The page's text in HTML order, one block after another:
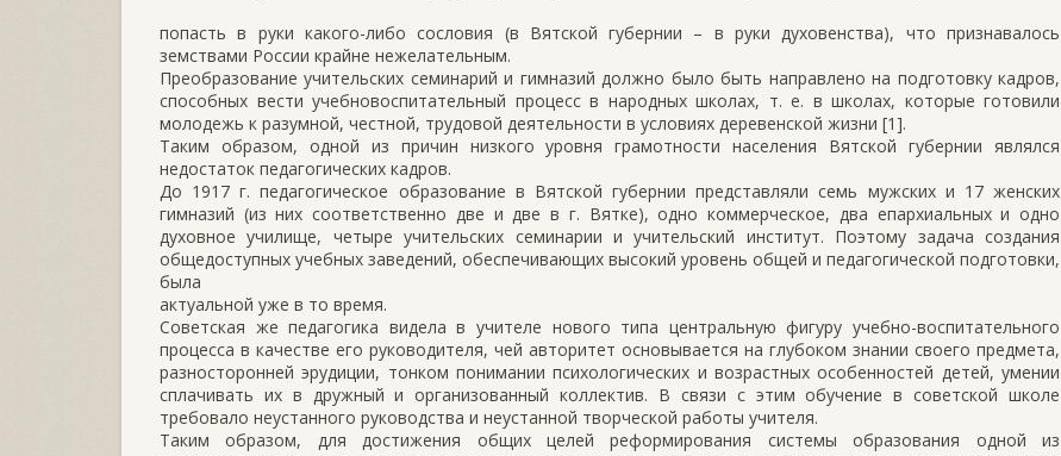
попасть в руки какого-либо сословия (в Вятской губернии – в руки духовенства), что признавалось
земствами России крайне нежелательным.
Преобразование учительских семинарий и гимназий должно было быть направлено на подготовку кадров,
способных вести учебновоспитательный процесс в народных школах, т. е. в школах, которые готовили
молодежь к разумной, честной, трудовой деятельности в условиях деревенской жизни [1].
Таким образом, одной из причин низкого уровня грамотности населения Вятской губернии являлся
недостаток педагогических кадров.
До 1917 г. педагогическое образование в Вятской губернии представляли семь мужских и 17 женских
гимназий (из них соответственно две и две в г. Вятке), одно коммерческое, два епархиальных и одно
духовное училище, четыре учительских семинарии и учительский институт. Поэтому задача создания
общедоступных учебных заведений, обеспечивающих высокий уровень общей и педагогической подготовки,
была
актуальной уже в то время.
Советская же педагогика видела в учителе нового типа центральную фигуру учебно-воспитательного
процесса в качестве его руководителя, чей авторитет основывается на глубоком знании своего предмета,
разносторонней эрудиции, тонком понимании психологических и возрастных особенностей детей, умении
сплачивать их в дружный и организованный коллектив. В связи с этим обучение в советской школе
требовало неустанного руководства и неустанной творческой работы учителя.
Таким образом, для достижения общих целей реформирования системы образования одной из